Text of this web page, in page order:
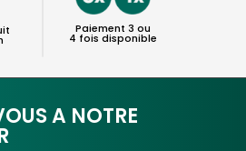
Paiement 3 ou
4 fois disponible
A NOTRE